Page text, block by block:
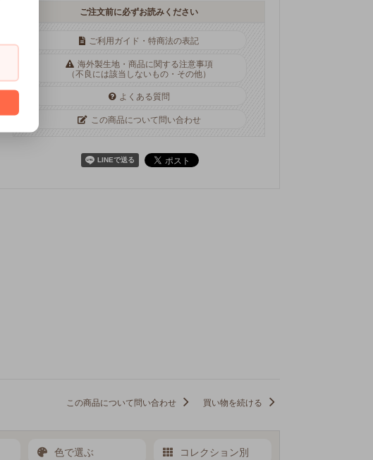
ご注文前に必ずお読みください
ご利用ガイド・特商法の表記
海外製生地・商品に関する注意事項
（不良には該当しないもの・その他）
よくある質問
この商品について問い合わせ
この商品について問い合わせ 買い物を続ける
色で選ぶ コレクション別